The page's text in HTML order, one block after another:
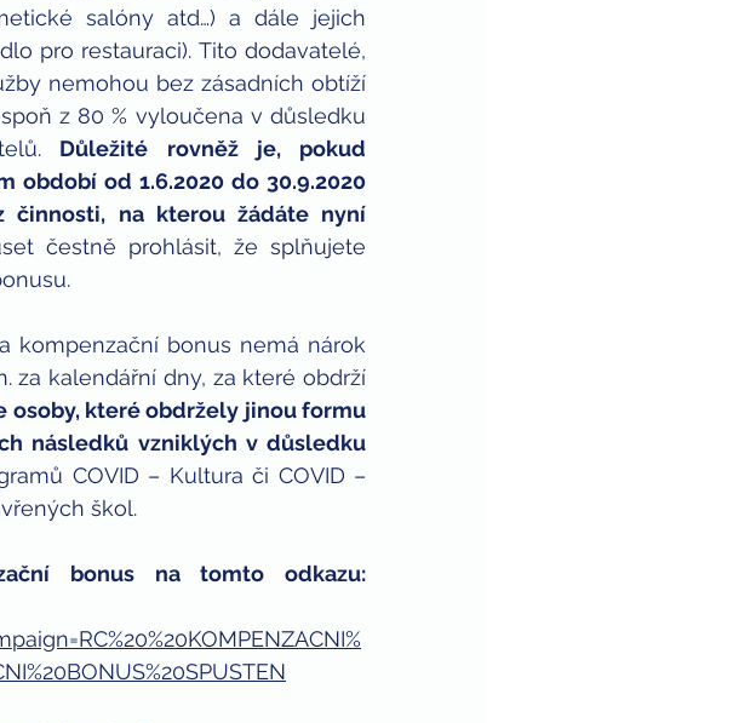
salóny atd…) a dále jejich
pro restauraci). Tito dodavatelé,
nemohou bez zásadních obtíží
z 80 % vyloučena v důsledku
Důležité rovněž je, pokud
období od 1.6.2020 do 30.9.2020
na kterou žádáte nyní
čestně prohlásit, že splňujete
kompenzační bonus nemá nárok
za kalendářní dny, za které obdrží
osoby, které obdržely jinou formu
následků vzniklých v důsledku
COVID – Kultura či COVID –
škol.